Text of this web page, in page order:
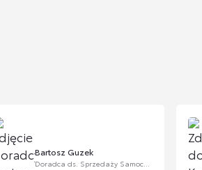
Bartosz Guzek
Doradca ds. Sprzedaży Samochodów Używanych